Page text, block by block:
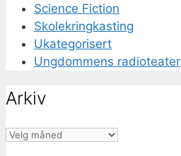
Science Fiction
Skolekringkasting
Ukategorisert
Ungdommens radioteater
Arkiv
Arkiv